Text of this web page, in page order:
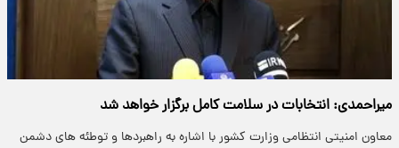
میراحمدی: انتخابات در سلامت کامل برگزار خواهد شد
معاون امنیتی انتظامی وزارت کشور با اشاره به راهبردها و توطئه های دشمن